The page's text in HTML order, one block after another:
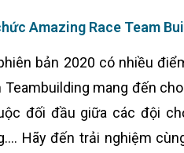
Amazing Race Team
bản 2020 có nhiều
Teambuilding mang đến
đối đầu giữa các đội
Hãy đến trải nghiệm